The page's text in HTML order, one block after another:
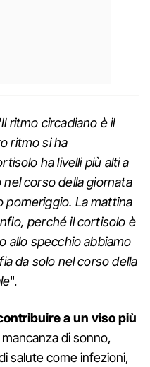
Il ritmo circadiano è il
ritmo si ha
ha livelli più alti a
corso della giornata
pomeriggio. La mattina
perché il cortisolo è
allo specchio abbiamo
da solo nel corso della
".
a un viso più
di sonno,
salute come infezioni,